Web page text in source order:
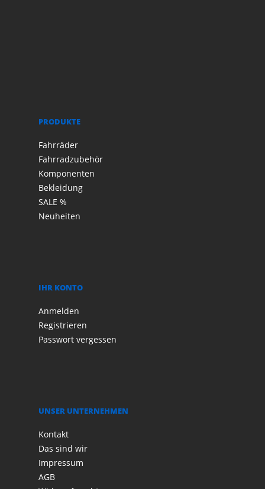
PRODUKTE
Fahrräder
Fahrradzubehör
Komponenten
Bekleidung
SALE %
Neuheiten
IHR KONTO
Anmelden
Registrieren
Passwort vergessen
UNSER UNTERNEHMEN
Kontakt
Das sind wir
Impressum
AGB